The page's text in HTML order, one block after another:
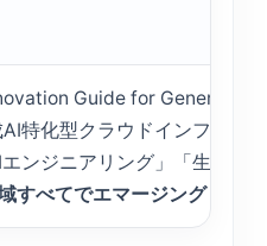
Guide for Generative
特化型クラウドインフラ」
ンジニアリング」「生成AI
すべてでエマージングリー